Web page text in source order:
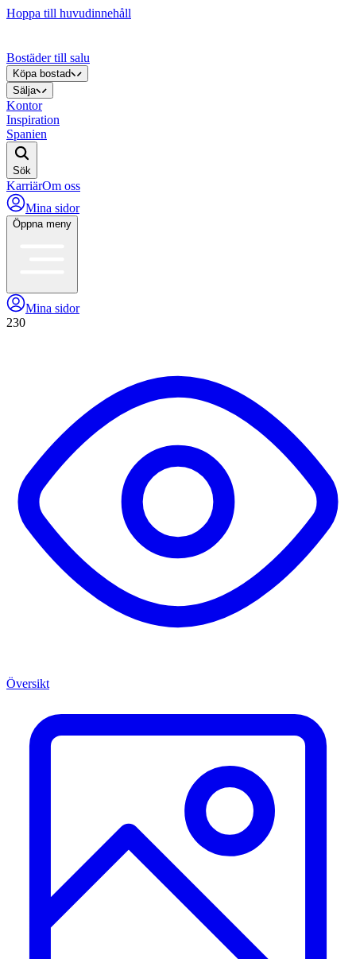
Hoppa till huvudinnehåll
Bostäder till salu
Köpa bostad
Sälja
Kontor
Inspiration
Spanien
Sök
KarriärOm oss
Mina sidor
Öppna meny
Mina sidor
230
Översikt